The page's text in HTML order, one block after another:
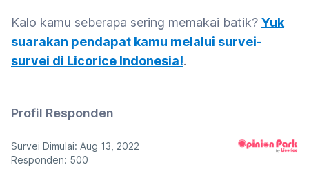
Kalo kamu seberapa sering memakai batik? Yuk
suarakan pendapat kamu melalui survei-
survei di Licorice Indonesia!.
Profil Responden
Survei Dimulai: Aug 13, 2022
Responden: 500